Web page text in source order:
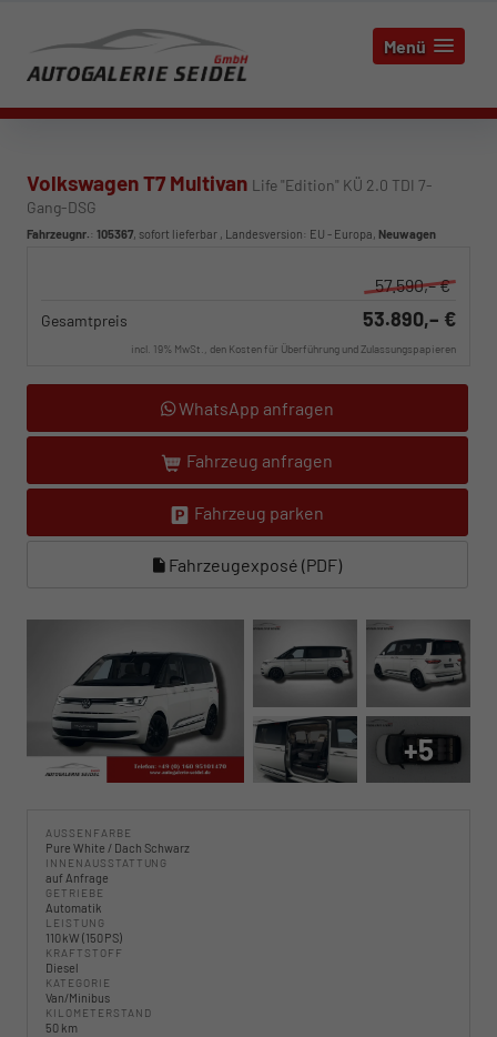
Menü
Volkswagen T7 Multivan Life "Edition" KÜ 2.0 TDI 7-
Gang-DSG
Fahrzeugnr.: 105367, sofort lieferbar , Landesversion: EU - Europa, Neuwagen
57.590,– €
Gesamtpreis 53.890,– €
incl. 19% MwSt., den Kosten für Überführung und Zulassungspapieren
WhatsApp anfragen
Fahrzeug anfragen
Fahrzeug parken
Fahrzeugexposé (PDF)
+5
AUSSENFARBE
Pure White / Dach Schwarz
INNENAUSSTATTUNG
auf Anfrage
GETRIEBE
Automatik
LEISTUNG
110 kW (150 PS)
KRAFTSTOFF
Diesel
KATEGORIE
Van/Minibus
KILOMETERSTAND
50 km